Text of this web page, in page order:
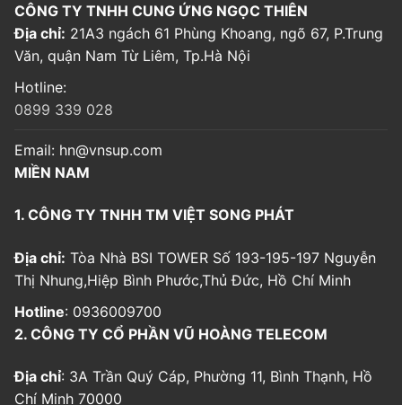
CÔNG TY TNHH CUNG ỨNG NGỌC THIÊN
Địa chỉ: 21A3 ngách 61 Phùng Khoang, ngõ 67, P.Trung
Văn, quận Nam Từ Liêm, Tp.Hà Nội
Hotline:
0899 339 028
Email: hn@vnsup.com
MIỀN NAM
1. CÔNG TY TNHH TM VIỆT SONG PHÁT
Địa chỉ: Tòa Nhà BSI TOWER Số 193-195-197 Nguyễn
Thị Nhung,Hiệp Bình Phước,Thủ Đức, Hồ Chí Minh
Hotline: 0936009700
2. CÔNG TY CỔ PHẦN VŨ HOÀNG TELECOM
Địa chỉ: 3A Trần Quý Cáp, Phường 11, Bình Thạnh, Hồ
Chí Minh 70000